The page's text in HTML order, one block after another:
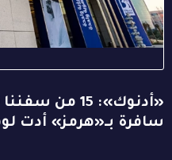
«أدنوك»: 15
سافرة بـ«هرمز» أدت